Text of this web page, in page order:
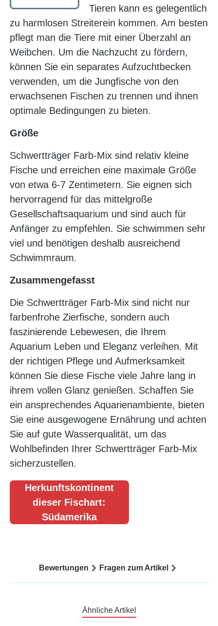
Tieren kann es gelegentlich
zu harmlosen Streiterein kommen. Am besten
pflegt man die Tiere mit einer Überzahl an
Weibchen. Um die Nachzucht zu fördern,
können Sie ein separates Aufzuchtbecken
verwenden, um die Jungfische von den
erwachsenen Fischen zu trennen und ihnen
optimale Bedingungen zu bieten.
Größe
Schwertträger Farb-Mix sind relativ kleine
Fische und erreichen eine maximale Größe
von etwa 6-7 Zentimetern. Sie eignen sich
hervorragend für das mittelgroße
Gesellschaftsaquarium und sind auch für
Anfänger zu empfehlen. Sie schwimmen sehr
viel und benötigen deshalb ausreichend
Schwimmraum.
Zusammengefasst
Die Schwertträger Farb-Mix sind nicht nur
farbenfrohe Zierfische, sondern auch
faszinierende Lebewesen, die Ihrem
Aquarium Leben und Eleganz verleihen. Mit
der richtigen Pflege und Aufmerksamkeit
können Sie diese Fische viele Jahre lang in
ihrem vollen Glanz genießen. Schaffen Sie
ein ansprechendes Aquarienambiente, bieten
Sie eine ausgewogene Ernährung und achten
Sie auf gute Wasserqualität, um das
Wohlbefinden Ihrer Schwertträger Farb-Mix
sicherzustellen.
Herkunftskontinent
dieser Fischart:
Südamerika
Bewertungen Fragen zum Artikel
Ähnliche Artikel